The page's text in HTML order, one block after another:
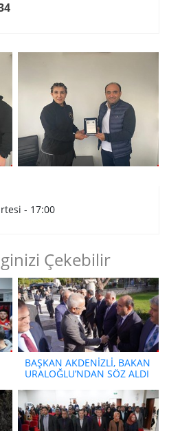
- 17:00
Çekebilir
BAŞKAN AKDENİZLİ, BAKAN
URALOĞLU’NDAN SÖZ ALDI